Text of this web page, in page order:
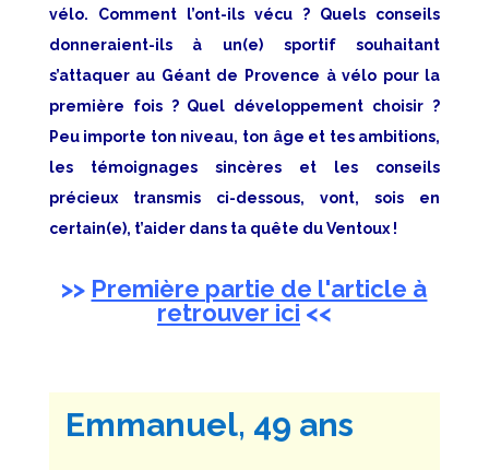
vélo. Comment l’ont-ils vécu ? Quels conseils
donneraient-ils à un(e) sportif souhaitant
s’attaquer au Géant de Provence à vélo pour la
première fois ? Quel développement choisir ?
Peu importe ton niveau, ton âge et tes ambitions,
les témoignages sincères et les conseils
précieux transmis ci-dessous, vont, sois en
certain(e), t’aider dans ta quête du Ventoux !
>> Première partie de l'article à
retrouver ici <<
Emmanuel, 49 ans